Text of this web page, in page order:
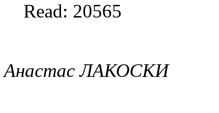
Read: 20565
Анастас ЛАКОСКИ